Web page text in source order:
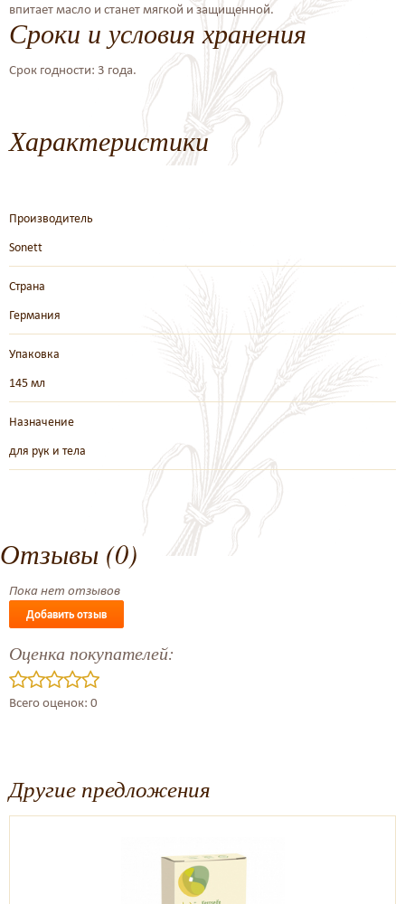
впитает масло и станет мягкой и защищенной.
Сроки и условия хранения
Срок годности: 3 года.
Характеристики
Производитель
Sonett
Страна
Германия
Упаковка
145 мл
Назначение
для рук и тела
Отзывы (0)
Пока нет отзывов
Добавить отзыв
Оценка покупателей:
Всего оценок: 0
Другие предложения